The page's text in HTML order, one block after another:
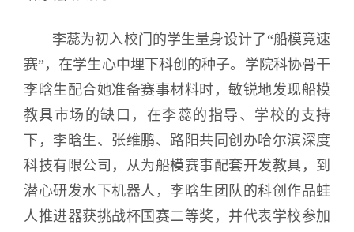
李蕊为初入校门的学生量身设计了“船模竞速
赛”，在学生心中埋下科创的种子。学院科协骨干
李晗生配合她准备赛事材料时，敏锐地发现船模
教具市场的缺口，在李蕊的指导、学校的支持
下，李晗生、张维鹏、路阳共同创办哈尔滨深度
科技有限公司，从为船模赛事配套开发教具，到
潜心研发水下机器人，李晗生团队的科创作品蛙
人推进器获挑战杯国赛二等奖，并代表学校参加